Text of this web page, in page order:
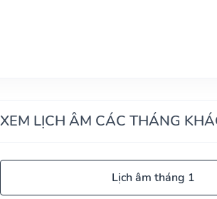
XEM LỊCH ÂM CÁC THÁNG
Lịch âm tháng 1